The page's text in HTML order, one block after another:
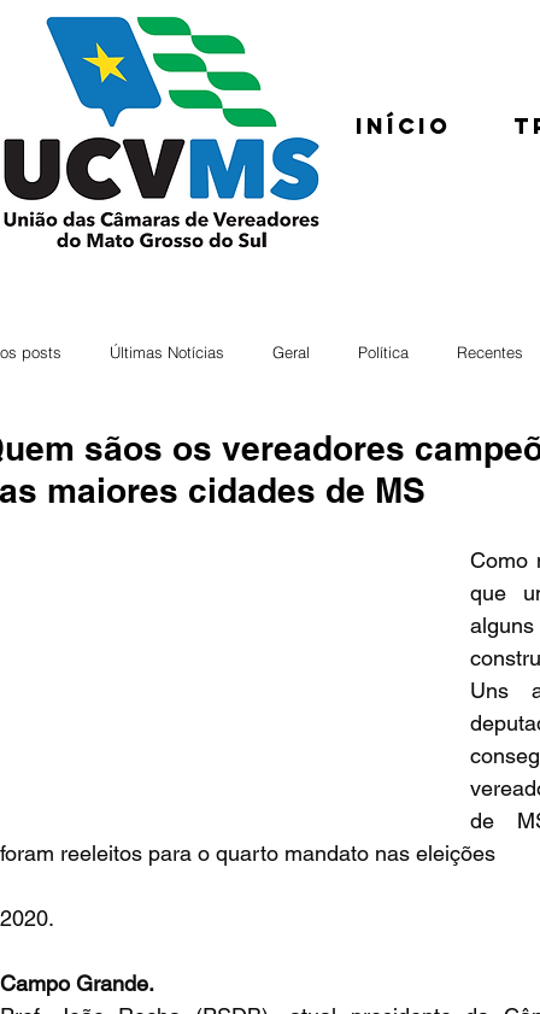
Início
posts Últimas Notícias Geral Política Recentes
sãos os vereadores
maiores cidades de MS
Como
que
Uns
de
foram reeleitos para o quarto mandato nas eleições
2020.
Campo Grande.